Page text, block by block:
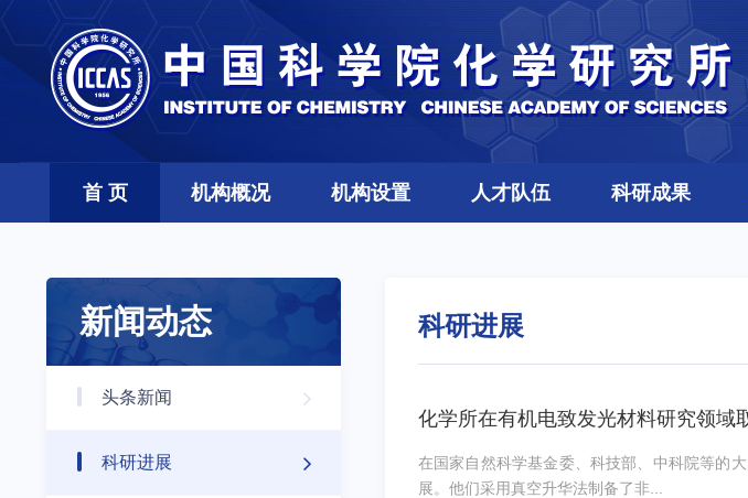
首 页 机构概况 机构设置 人才队伍 科研成果
新闻动态
头条新闻
科研进展
科研进展
化学所在有机电致发光材料研究领域
在国家自然科学基金委、科技部、中科院等的
展。他们采用真空升华法制备了非...